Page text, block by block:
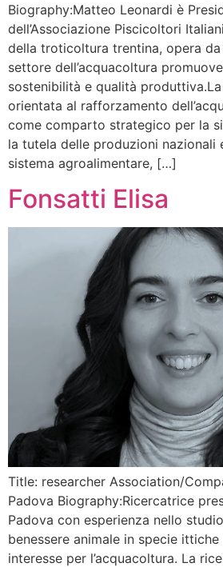
Biography:Matteo Leonardi è
dell’Associazione Piscicoltori
della troticoltura trentina, opera da
settore dell’acquacoltura
sostenibilità e qualità
orientata al rafforzamento
come comparto strategico per la
la tutela delle produzioni nazionali
sistema agroalimentare, […]
Fonsatti Elisa
Title: researcher Association/
Padova Biography:Ricercatrice
Padova con esperienza nello
benessere animale in specie
interesse per l’acquacoltura. La